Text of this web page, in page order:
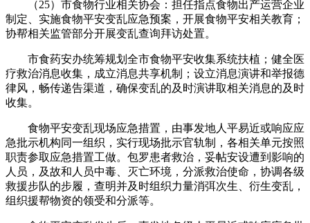
（25）市食物行业相关协会：担任指点食物出产运营企业
制定、实施食物平安变乱应急预案，开展食物平安相关教育；
协帮相关监管部分开展变乱查询拜访处置。
市食药安办统筹规划全市食物平安收集系统扶植；健全医
疗救治消息收集，成立消息共享机制；设立消息演讲和举报德
律风，畅传递告渠道，确保变乱的及时演讲取相关消息的及时
收集。
食物平安变乱现场应急措置，由事发地人平易近或响应应
急批示机构同一组织，实行现场批示官轨制，各相关单元按照
职责参取应急措置工做。包罗患者救治，妥帖安设遭到影响的
人员，及故和人员中毒、灭亡环境，分派救治使命，协调各级
救援步队的步履，查明并及时组织力量消弭次生、衍生变乱，
组织援帮物资的领受和分派等。